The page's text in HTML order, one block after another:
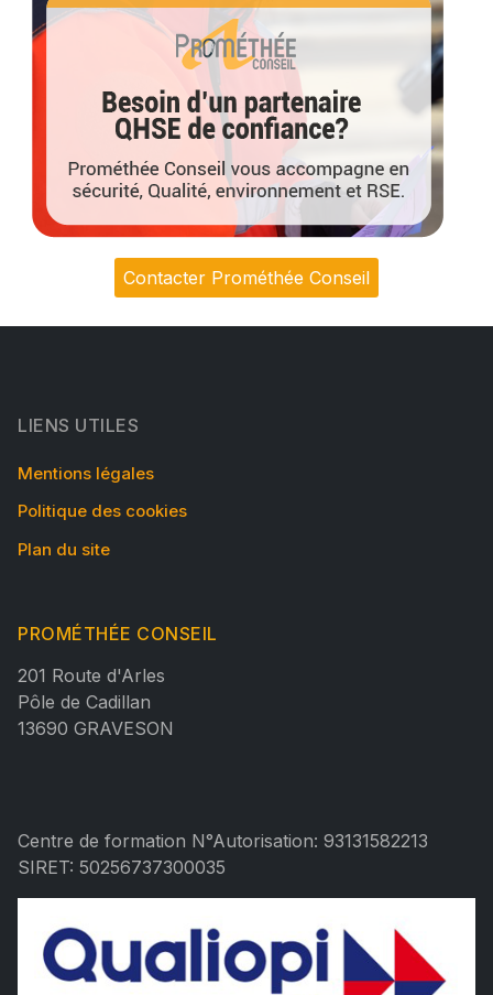
Contacter Prométhée Conseil
LIENS UTILES
Mentions légales
Politique des cookies
Plan du site
PROMÉTHÉE CONSEIL
201 Route d'Arles
Pôle de Cadillan
13690 GRAVESON
Centre de formation N°Autorisation: 93131582213
SIRET: 50256737300035